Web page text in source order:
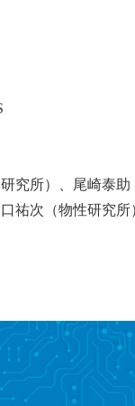
究所）、尾崎泰
祐次（物性研究